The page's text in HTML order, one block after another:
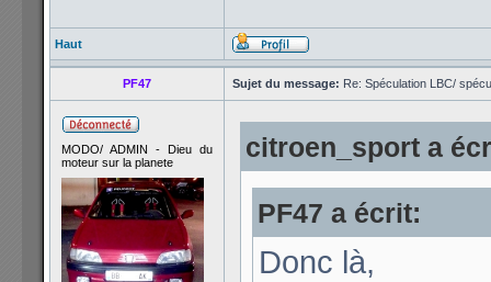
Haut
PF47 Sujet du message: Re: Spéculation LBC/
MODO/ ADMIN - Dieu du
moteur sur la planete
citroen_sport a
PF47 a écrit:
Donc là,